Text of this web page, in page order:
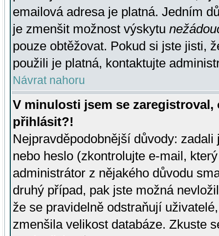
emailová adresa je platná. Jedním
je zmenšit možnost výskytu
pouze obtěžovat. Pokud si jste jisti,
použili je platná, kontaktujte
Návrat nahoru
V minulosti jsem se
přihlásit?!
Nejpravděpodobnější důvody:
nebo heslo (zkontrolujte e-mail,
administrátor z nějakého důvodu
druhý případ, pak jste možná
že se pravidelně odstraňují
zmenšila velikost databáze. Zkuste